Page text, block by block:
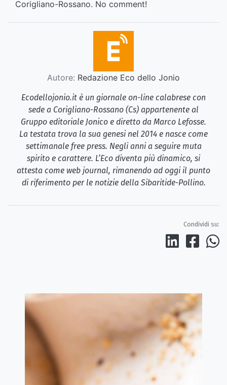
Corigliano-Rossano. No comment!
Autore: Redazione Eco dello Jonio
Ecodellojonio.it è un giornale on-line calabrese con
sede a Corigliano-Rossano (Cs) appartenente al
Gruppo editoriale Jonico e diretto da Marco Lefosse.
La testata trova la sua genesi nel 2014 e nasce come
settimanale free press. Negli anni a seguire muta
spirito e carattere. L’Eco diventa più dinamico, si
attesta come web journal, rimanendo ad oggi il punto
di riferimento per le notizie della Sibaritide-Pollino.
Condividi su: